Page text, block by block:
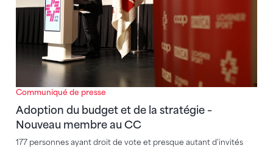
Communiqué de presse
Adoption du budget et de la stratégie –
Nouveau membre au CC
177 personnes ayant droit de vote et presque autant d'invités